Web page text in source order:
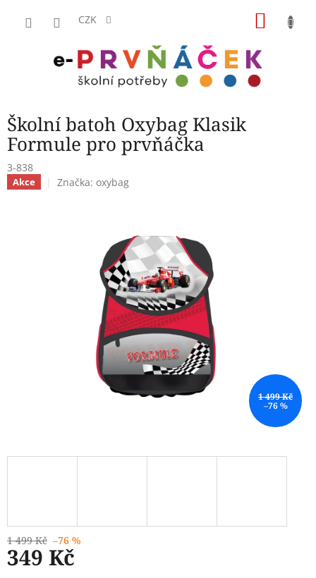
CZK
Školní batoh Oxybag Klasik
Formule pro prvňáčka
3-838
Akce Značka: oxybag
1 499 Kč
–76 %
1 499 Kč –76 %
349 Kč